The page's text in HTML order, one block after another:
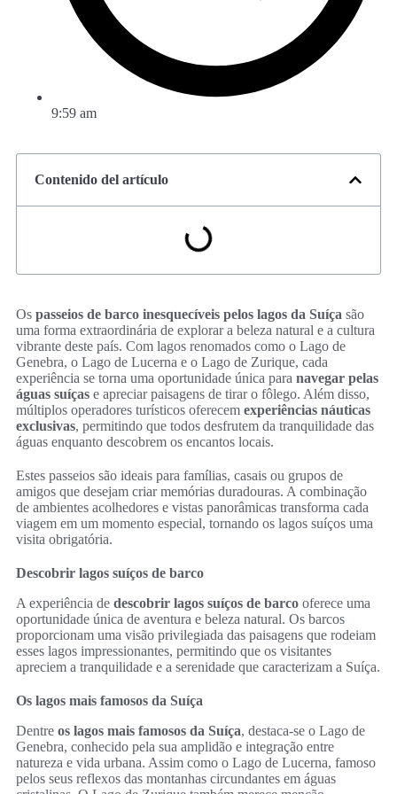
9:59 am
Contenido del artículo
Os passeios de barco inesquecíveis pelos lagos da Suíça são
uma forma extraordinária de explorar a beleza natural e a cultura
vibrante deste país. Com lagos renomados como o Lago de
Genebra, o Lago de Lucerna e o Lago de Zurique, cada
experiência se torna uma oportunidade única para navegar pelas
águas suíças e apreciar paisagens de tirar o fôlego. Além disso,
múltiplos operadores turísticos oferecem experiências náuticas
exclusivas, permitindo que todos desfrutem da tranquilidade das
águas enquanto descobrem os encantos locais.
Estes passeios são ideais para famílias, casais ou grupos de
amigos que desejam criar memórias duradouras. A combinação
de ambientes acolhedores e vistas panorâmicas transforma cada
viagem em um momento especial, tornando os lagos suíços uma
visita obrigatória.
Descobrir lagos suíços de barco
A experiência de descobrir lagos suíços de barco oferece uma
oportunidade única de aventura e beleza natural. Os barcos
proporcionam uma visão privilegiada das paisagens que rodeiam
esses lagos impressionantes, permitindo que os visitantes
apreciem a tranquilidade e a serenidade que caracterizam a Suíça.
Os lagos mais famosos da Suíça
Dentre os lagos mais famosos da Suíça, destaca-se o Lago de
Genebra, conhecido pela sua amplidão e integração entre
natureza e vida urbana. Assim como o Lago de Lucerna, famoso
pelos seus reflexos das montanhas circundantes em águas